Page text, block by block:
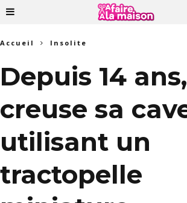
Accueil Insolite
Depuis 14
creuse sa
utilisant un
tractopelle